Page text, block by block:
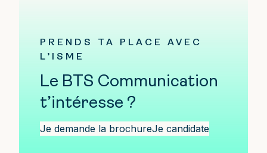
PRENDS TA PLACE AVEC
L’ISME
Le BTS Communication
t’intéresse ?
Je demande la brochureJe candidate